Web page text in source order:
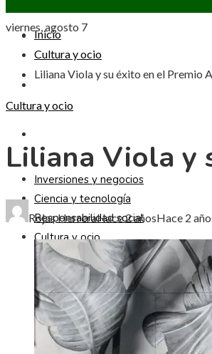
viernes, agosto 7
CIENCIA Y TECNOLOGÍA
Inversiones y negocios
Ciencia y tecnología
Responsabilidad social
Cultura y ocio
Inicio
Cultura y ocio
Liliana Viola y su éxito en el Premio
Cultura y ocio
Liliana Viola y
Rojas HerreraHace 2 añosHace 2